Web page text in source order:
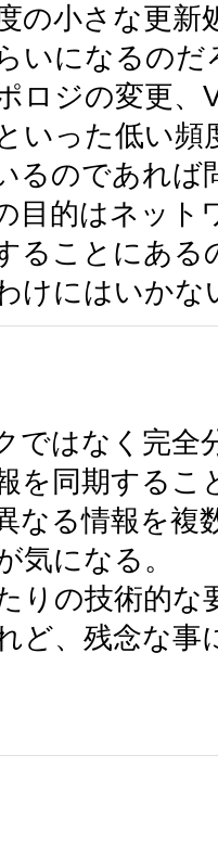
の小さな更新
いになるのだ
ロジの変更、
いった低い
るのであれ
目的はネット
ることにあ
けにはいかな
ではなく完全
を同期する
なる情報を複
気になる。
りの技術的
ど、残念な